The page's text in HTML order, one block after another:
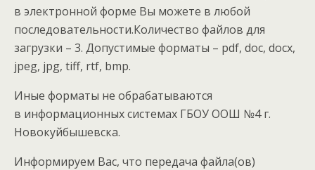
в электронной форме Вы можете в любой
последовательности.Количество файлов для
загрузки – 3. Допустимые форматы – pdf, doc, docx,
jpeg, jpg, tiff, rtf, bmp.
Иные форматы не обрабатываются
в информационных системах ГБОУ ООШ №4 г.
Новокуйбышевска.
Информируем Вас, что передача файла(ов)